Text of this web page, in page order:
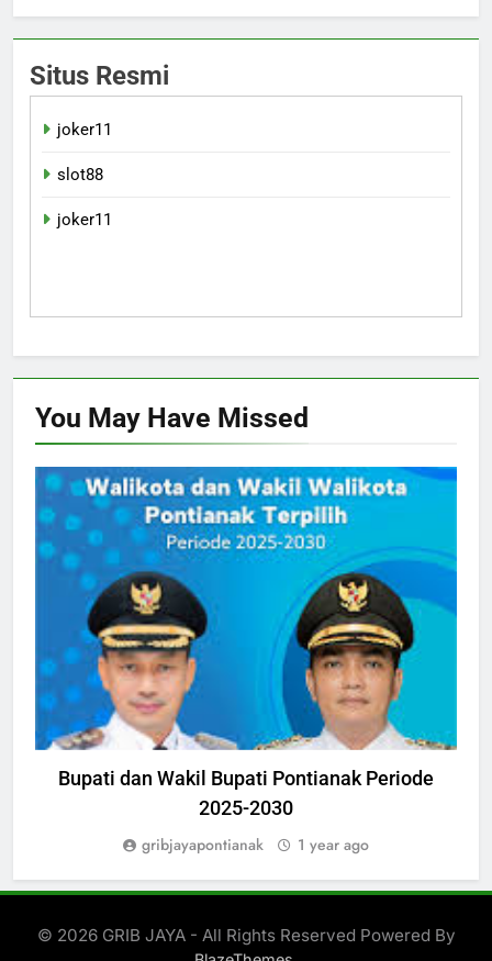
Situs Resmi
joker11
slot88
joker11
You May Have Missed
NASIONAL
Bupati dan Wakil Bupati Pontianak Periode
2025-2030
gribjayapontianak 1 year ago
© 2026 GRIB JAYA - All Rights Reserved Powered By